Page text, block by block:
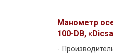
Манометр
100-DB,